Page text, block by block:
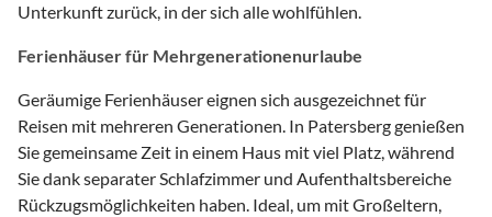
Unterkunft zurück, in der sich alle wohlfühlen.
Ferienhäuser für Mehrgenerationenurlaube
Geräumige Ferienhäuser eignen sich ausgezeichnet für
Reisen mit mehreren Generationen. In Patersberg genießen
Sie gemeinsame Zeit in einem Haus mit viel Platz, während
Sie dank separater Schlafzimmer und Aufenthaltsbereiche
Rückzugsmöglichkeiten haben. Ideal, um mit Großeltern,